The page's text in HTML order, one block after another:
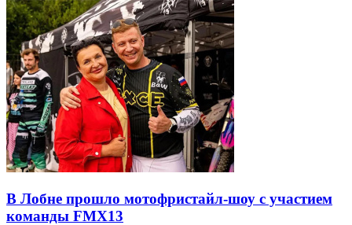
В Лобне прошло мотофристайл-шоу с участием
команды FMX13